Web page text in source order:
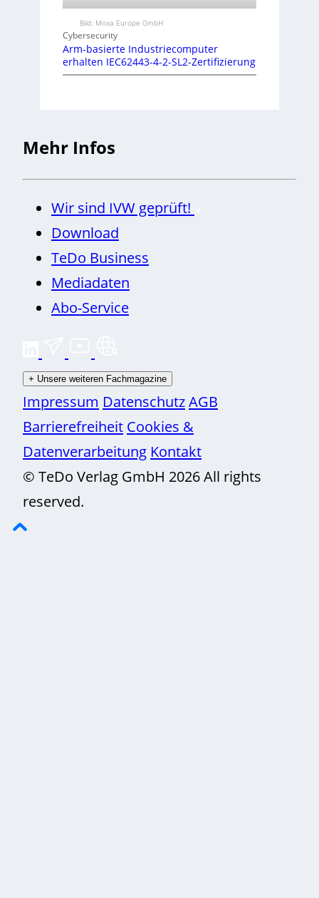
Bild: Moxa Europe GmbH
Cybersecurity
Arm-basierte Industriecomputer
erhalten IEC62443-4-2-SL2-Zertifizierung
Mehr Infos
Wir sind IVW geprüft!
Download
TeDo Business
Mediadaten
Abo-Service
+ Unsere weiteren Fachmagazine
Impressum DatenschutzAGB
Barrierefreiheit Cookies &
Datenverarbeitung Kontakt
© TeDo Verlag GmbH 2026 All rights
reserved.